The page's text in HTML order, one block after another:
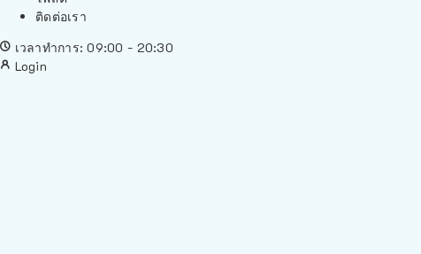
ติดต่อเรา
เวลาทำการ: 09:00 - 20:30
Login